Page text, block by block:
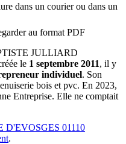
dans un courier ou dans un
au format PDF
JULLIARD
le 1 septembre 2011, il y
individuel. Son
bois et pvc. En 2023,
Entreprise. Elle ne comptait
D'EVOSGES 01110
.